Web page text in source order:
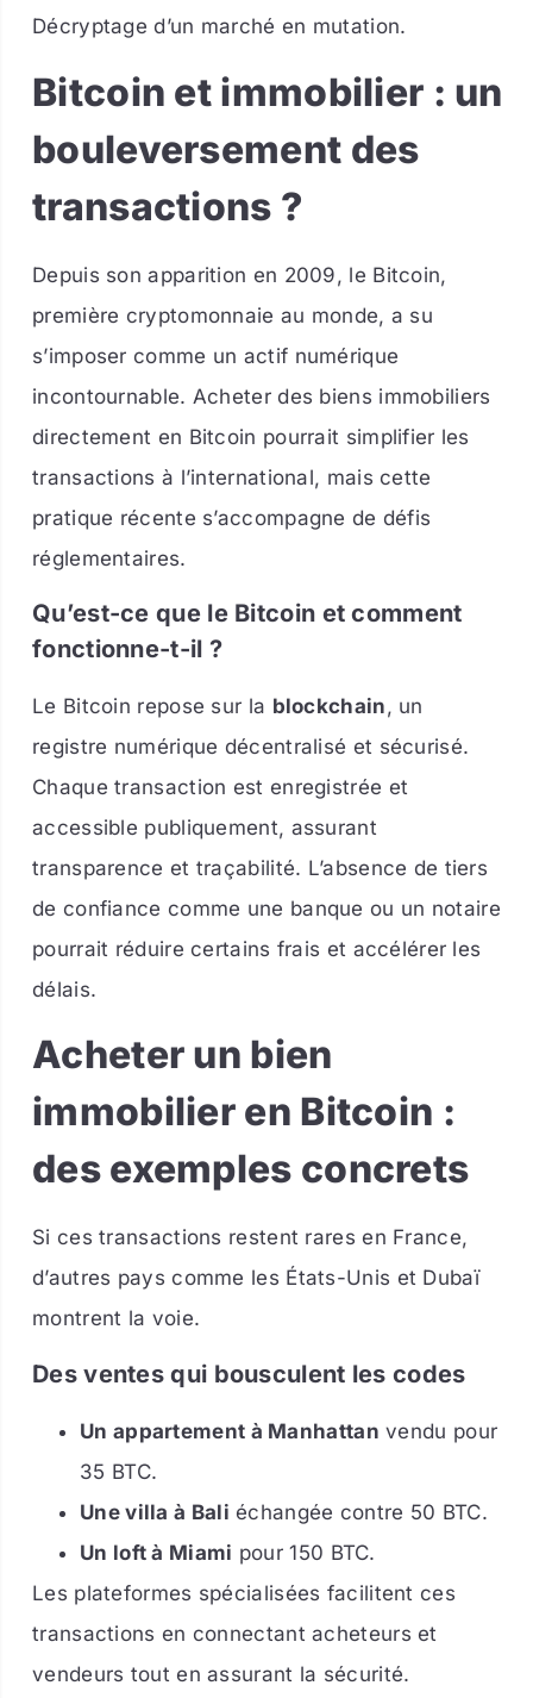
Décryptage d’un marché en mutation.
Bitcoin et immobilier : un
bouleversement des
transactions ?
Depuis son apparition en 2009, le Bitcoin,
première cryptomonnaie au monde, a su
s’imposer comme un actif numérique
incontournable. Acheter des biens immobiliers
directement en Bitcoin pourrait simplifier les
transactions à l’international, mais cette
pratique récente s’accompagne de défis
réglementaires.
Qu’est-ce que le Bitcoin et comment
fonctionne-t-il ?
Le Bitcoin repose sur la blockchain , un
registre numérique décentralisé et sécurisé.
Chaque transaction est enregistrée et
accessible publiquement, assurant
transparence et traçabilité. L’absence de tiers
de confiance comme une banque ou un notaire
pourrait réduire certains frais et accélérer les
délais.
Acheter un bien
immobilier en Bitcoin :
des exemples concrets
Si ces transactions restent rares en France,
d’autres pays comme les États-Unis et Dubaï
montrent la voie.
Des ventes qui bousculent les codes
Un appartement à Manhattan vendu pour
35 BTC.
Une villa à Bali échangée contre 50 BTC.
Un loft à Miami pour 150 BTC.
Les plateformes spécialisées facilitent ces
transactions en connectant acheteurs et
vendeurs tout en assurant la sécurité.